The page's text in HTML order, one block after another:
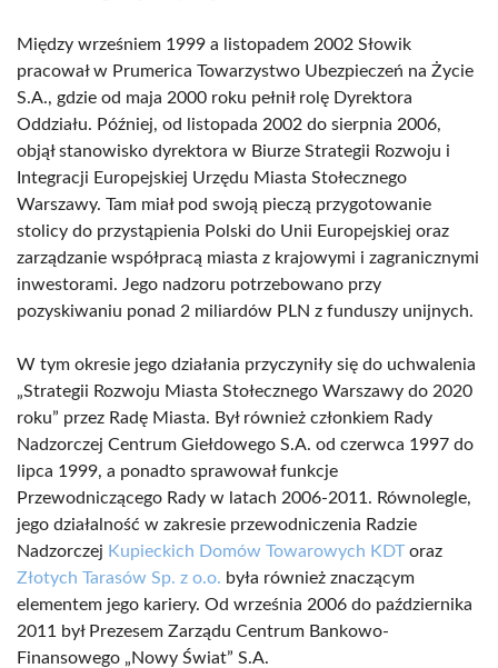
Między wrześniem 1999 a listopadem 2002 Słowik
pracował w Prumerica Towarzystwo Ubezpieczeń na Życie
S.A., gdzie od maja 2000 roku pełnił rolę Dyrektora
Oddziału. Później, od listopada 2002 do sierpnia 2006,
objął stanowisko dyrektora w Biurze Strategii Rozwoju i
Integracji Europejskiej Urzędu Miasta Stołecznego
Warszawy. Tam miał pod swoją pieczą przygotowanie
stolicy do przystąpienia Polski do Unii Europejskiej oraz
zarządzanie współpracą miasta z krajowymi i zagranicznymi
inwestorami. Jego nadzoru potrzebowano przy
pozyskiwaniu ponad 2 miliardów PLN z funduszy unijnych.
W tym okresie jego działania przyczyniły się do uchwalenia
„Strategii Rozwoju Miasta Stołecznego Warszawy do 2020
roku” przez Radę Miasta. Był również członkiem Rady
Nadzorczej Centrum Giełdowego S.A. od czerwca 1997 do
lipca 1999, a ponadto sprawował funkcje
Przewodniczącego Rady w latach 2006-2011. Równolegle,
jego działalność w zakresie przewodniczenia Radzie
Nadzorczej Kupieckich Domów Towarowych KDToraz
Złotych Tarasów Sp. z o.o. była również znaczącym
elementem jego kariery. Od września 2006 do października
2011 był Prezesem Zarządu Centrum Bankowo-
Finansowego „Nowy Świat” S.A.